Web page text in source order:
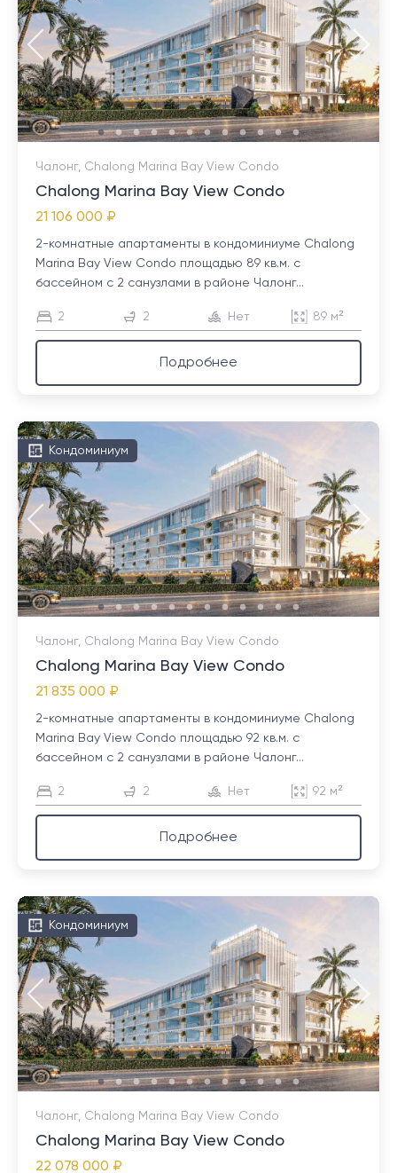
Чалонг, Chalong Marina Bay View Condo
Chalong Marina Bay View Condo
21 106 000 ₽
2-комнатные апартаменты в кондоминиуме Chalong
Marina Bay View Condo площадью 89 кв.м. с
бассейном с 2 санузлами в районе Чалонг...
2 2 Нет 89 м²
Подробнее
Кондоминиум
Чалонг, Chalong Marina Bay View Condo
Chalong Marina Bay View Condo
21 835 000 ₽
2-комнатные апартаменты в кондоминиуме Chalong
Marina Bay View Condo площадью 92 кв.м. с
бассейном с 2 санузлами в районе Чалонг...
2 2 Нет 92 м²
Подробнее
Кондоминиум
Чалонг, Chalong Marina Bay View Condo
Chalong Marina Bay View Condo
22 078 000 ₽